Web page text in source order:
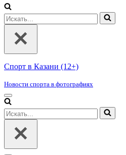
Искать...
Спорт в Казани (12+)
Новости спорта в фотографиях
Меню
навигации
Искать...